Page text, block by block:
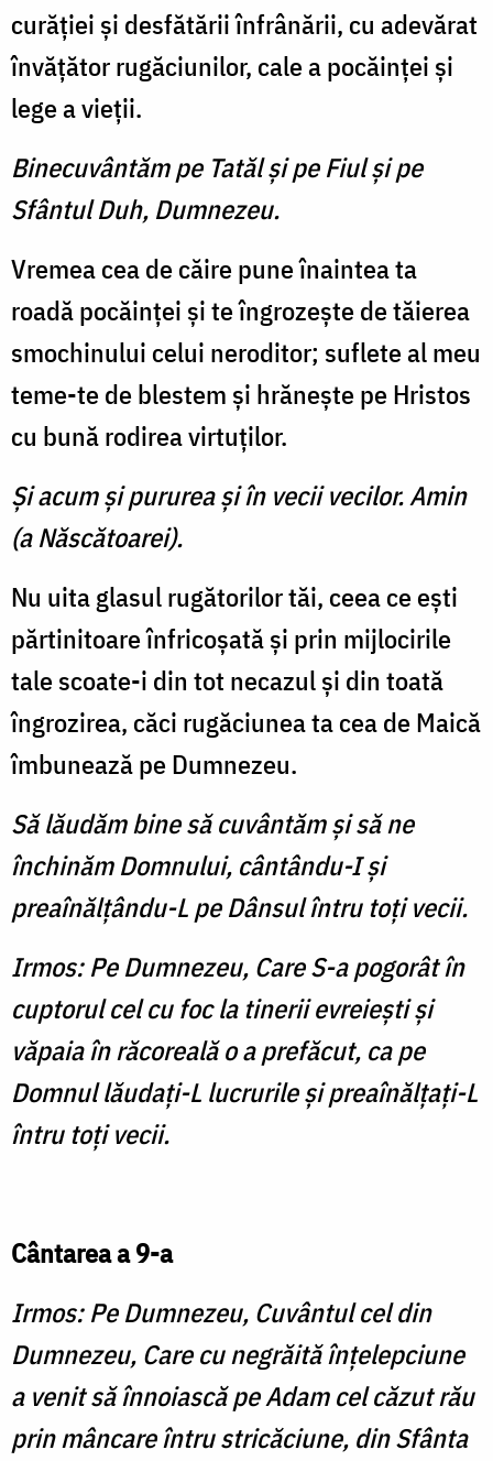
curăţiei şi desfătării înfrânării, cu adevărat
învăţător rugăciunilor, cale a pocăinţei şi
lege a vieţii.
Binecuvântăm pe Tatăl şi pe Fiul şi pe
Sfântul Duh, Dumnezeu.
Vremea cea de căire pune înaintea ta
roadă pocăinţei şi te îngrozeşte de tăierea
smochinului celui neroditor; suflete al meu
teme-te de blestem şi hrăneşte pe Hristos
cu bună rodirea virtuţilor.
Şi acum şi pururea şi în vecii vecilor. Amin
(a Născătoarei).
Nu uita glasul rugătorilor tăi, ceea ce eşti
părtinitoare înfricoşată şi prin mijlocirile
tale scoate-i din tot necazul şi din toată
îngrozirea, căci rugăciunea ta cea de Maică
îmbunează pe Dumnezeu.
Să lăudăm bine să cuvântăm şi să ne
închinăm Domnului, cântându-I şi
preaînălţându-L pe Dânsul întru toţi vecii.
Irmos: Pe Dumnezeu, Care S-a pogorât în
cuptorul cel cu foc la tinerii evreieşti şi
văpaia în răcoreală o a prefăcut, ca pe
Domnul lăudaţi-L lucrurile şi preaînălţaţi-L
întru toţi vecii.
Cântarea a 9-a
Irmos: Pe Dumnezeu, Cuvântul cel din
Dumnezeu, Care cu negrăită înţelepciune
a venit să înnoiască pe Adam cel căzut rău
prin mâncare întru stricăciune, din Sfânta